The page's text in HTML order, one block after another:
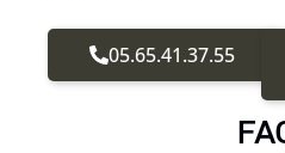
05.65.41.37.55